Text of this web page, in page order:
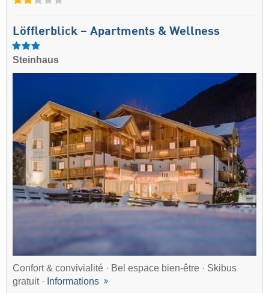
Löfflerblick – Apartments & Wellness
Steinhaus
Confort & convivialité · Bel espace bien-être · Skibus
gratuit · Informations